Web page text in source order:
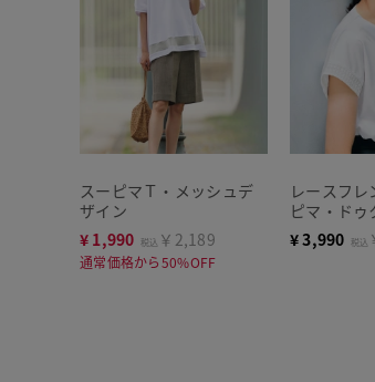
スーピマＴ・メッシュデ
ザイン
¥ 1,990 税込 ￥2,189
通常価格から50%OFF
レースフ
ピマ・ドゥ
ツ
¥3,990 税込